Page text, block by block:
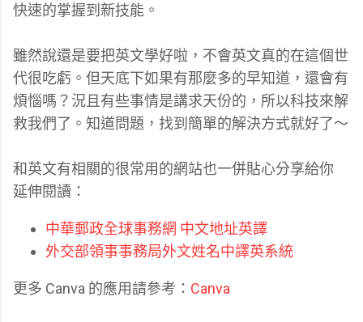
快速的掌握到新技能。
雖然說還是要把英文學好啦，不會英文真的在這個世
代很吃虧。但天底下如果有那麼多的早知道，還會有
煩惱嗎？況且有些事情是講求天份的，所以科技來解
救我們了。知道問題，找到簡單的解決方式就好了～
和英文有相關的很常用的網站也一併貼心分享給你
延伸閱讀：
中華郵政全球事務網 中文地址英譯
外交部領事事務局外文姓名中譯英系統
更多 Canva 的應用請參考： Canva